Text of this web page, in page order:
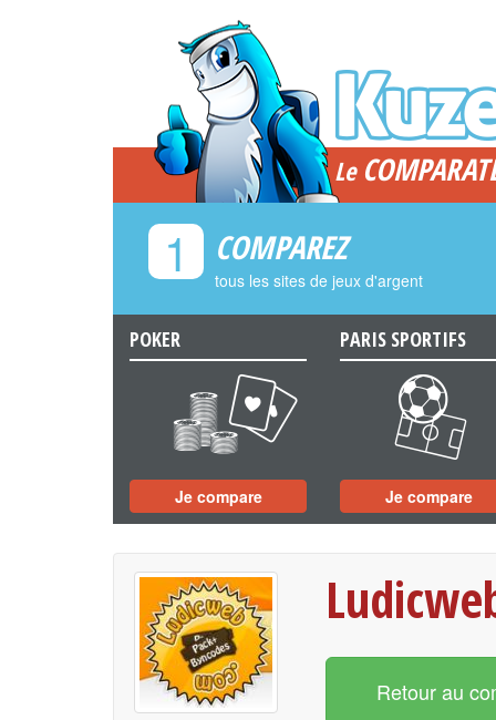
Le
1 COMPAREZ
tous les sites de jeux d'argent
POKER
a
Je compare
PARIS SPORTIFS
b
Je compare
Retour au